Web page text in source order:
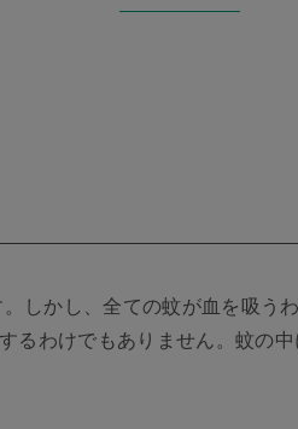
しかし、全ての蚊が血を吸う
るわけでもありません。蚊の